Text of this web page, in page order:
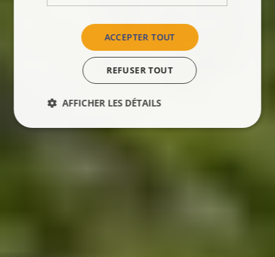
ACCEPTER TOUT
REFUSER TOUT
AFFICHER LES DÉTAILS